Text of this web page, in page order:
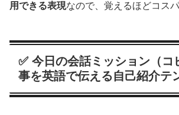
用できる表現なので、覚えるほどコス
✅ 今日の会話ミッション（コ
事を英語で伝える自己紹介テ